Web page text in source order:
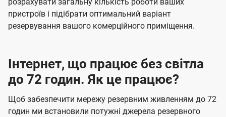
пристроїв і підібрати оптимальний варіант
резервування вашого комерційного приміщення.
Інтернет, що працює без світла
до 72 годин. Як це працює?
Щоб забезпечити мережу резервним живленням до 72
годин ми встановили потужні джерела резервного